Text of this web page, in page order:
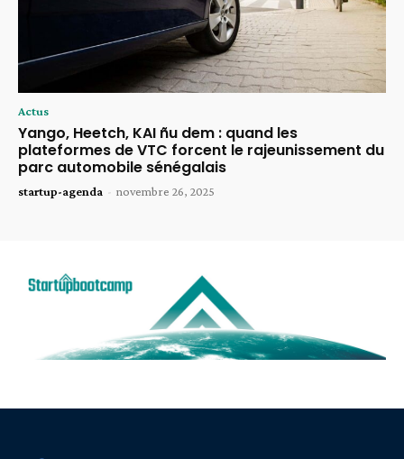
Actus
Yango, Heetch, KAI ñu dem : quand les
plateformes de VTC forcent le rajeunissement du
parc automobile sénégalais
startup-agenda - novembre 26, 2025